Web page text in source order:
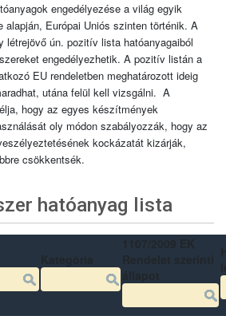
engedélyezése a világ egyik
alapján, Európai Uniós szinten történik. A
létrejövő ún. pozitív lista hatóanyagaiból
engedélyezhetik. A pozitív listán a
EU rendeletben meghatározott ideig
utána felül kell vizsgálni. A
hogy az egyes készítmények
oly módon szabályozzák, hogy az
kockázatát kizárják,
csökkentsék.
hatóanyag lista